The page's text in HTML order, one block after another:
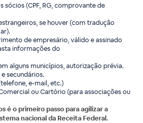
sócios (CPF, RG, comprovante de
se houver (com tradução
de empresário, válido e assinado
informações do
alguns municípios, autorização prévia.
secundários.
e-mail, etc.)
ou Cartório (para associações ou
é o primeiro passo para agilizar a
nacional da Receita Federal.